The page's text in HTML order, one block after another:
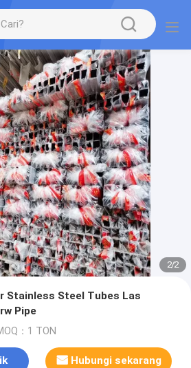
2/2
Stainless Steel Tubes Las
Pipe
：1 TON
Hubungi sekarang